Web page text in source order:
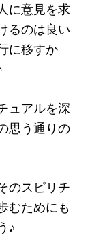
に意見を求
るのは良い
に移すか
ュアルを深
思う通りの
のスピリチ
むためにも
♪